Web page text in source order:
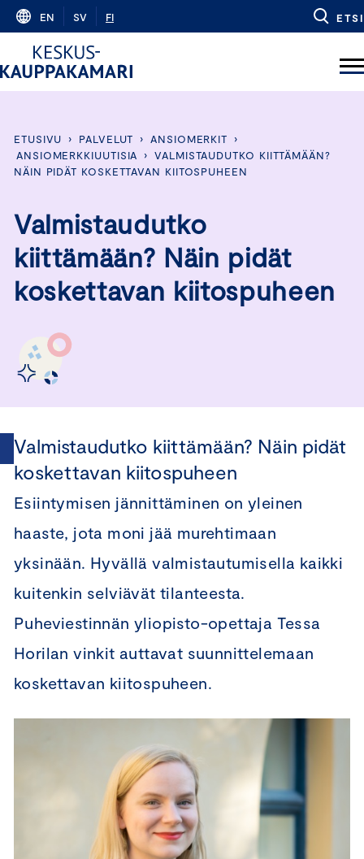
Skip
content
EN SV FI ETSI
ETUSIVU › PALVELUT › ANSIOMERKIT
›
ANSIOMERKKIUUTISIA
› VALMISTAUDUTKO KIITTÄMÄÄN?
NÄIN PIDÄT KOSKETTAVAN KIITOSPUHEEN
Valmistaudutko
kiittämään? Näin pidät
koskettavan kiitospuheen
Valmistaudutko kiittämään? Näin pidät
koskettavan kiitospuheen
Esiintymisen jännittäminen on yleinen
haaste, jota moni jää murehtimaan
yksinään. Hyvällä valmistautumisella kaikki
kuitenkin selviävät tilanteesta.
Puheviestinnän yliopisto-opettaja Tessa
Horilan vinkit auttavat suunnittelemaan
koskettavan kiitospuheen.